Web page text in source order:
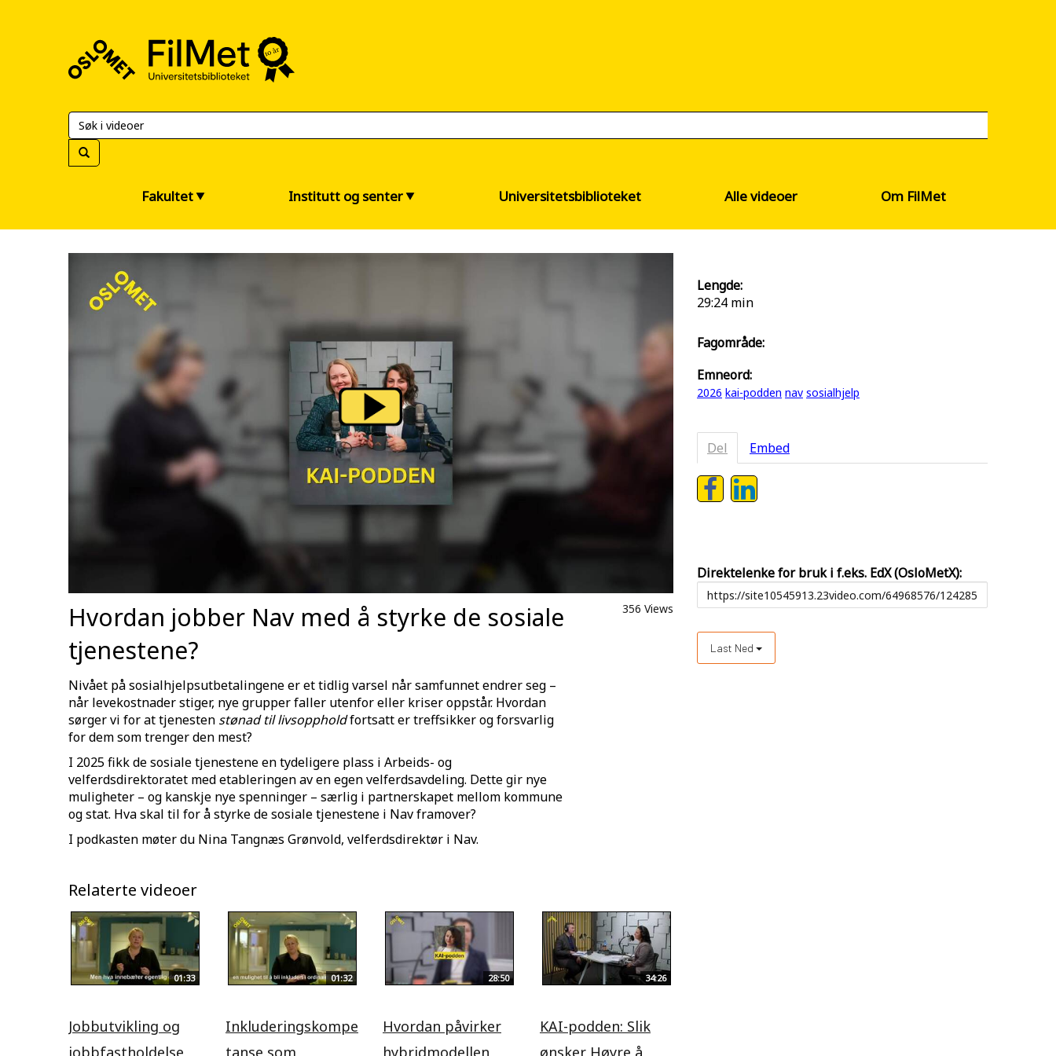
Universitetsbiblioteket
Fakultet Institutt og senter Universitetsbiblioteket Alle videoer Om FilMet
Hvordan jobber Nav med å styrke de sosiale
tjenestene?
356 Views
Nivået på sosialhjelpsutbetalingene er et tidlig varsel når samfunnet endrer seg –
når levekostnader stiger, nye grupper faller utenfor eller kriser oppstår. Hvordan
sørger vi for at tjenesten stønad til livsoppholdfortsatt er treffsikker og forsvarlig
for dem som trenger den mest?
I 2025 fikk de sosiale tjenestene en tydeligere plass i Arbeids- og
velferdsdirektoratet med etableringen av en egen velferdsavdeling. Dette gir nye
muligheter – og kanskje nye spenninger – særlig i partnerskapet mellom kommune
og stat. Hva skal til for å styrke de sosiale tjenestene i Nav framover?
I podkasten møter du Nina Tangnæs Grønvold, velferdsdirektør i Nav.
Relaterte videoer
01:33
Jobbutvikling og
jobbfastholdelse
01:32
Inkluderingskompe
tanse som
28:50
Hvordan påvirker
hybridmodellen
34:26
KAI-podden: Slik
ønsker Høyre å
Lengde:
29:24 min
Fagområde:
Emneord:
2026 kai-podden nav sosialhjelp
Del Embed
Direktelenke for bruk i f.eks. EdX (OsloMetX):
Last Ned